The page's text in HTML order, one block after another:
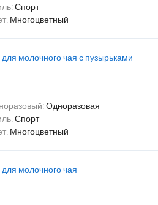
Спорт
Многоцветный
молочного чая с пузырьками
Одноразовая
Спорт
Многоцветный
молочного чая